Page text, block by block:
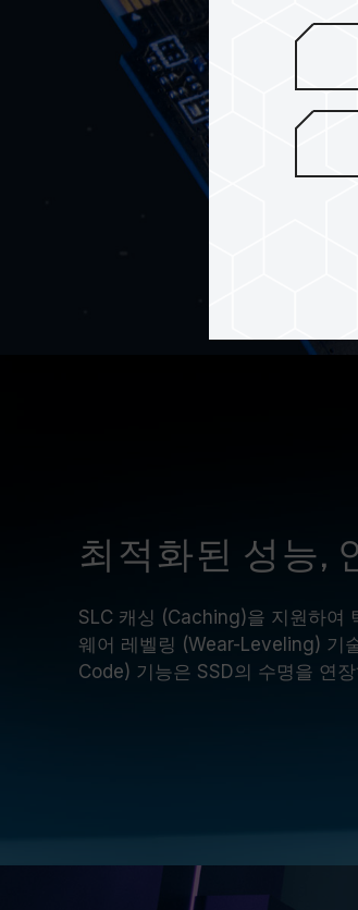
최적화된 성능,
SLC 캐싱 (Caching)을 지원하여
웨어 레벨링 (Wear-Leveling) 기
Code) 기능은 SSD의 수명을 연